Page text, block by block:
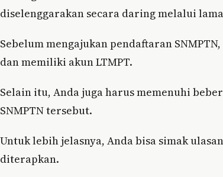
diselenggarakan secara daring melalui
Sebelum mengajukan pendaftaran
dan memiliki akun LTMPT.
Selain itu, Anda juga harus memenuhi
SNMPTN tersebut.
Untuk lebih jelasnya, Anda bisa simak
diterapkan.